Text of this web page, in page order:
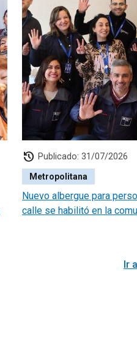
history Publicado: 31/07/2026
Metropolitana
Nuevo albergue para
calle se habilitó en la
Ir